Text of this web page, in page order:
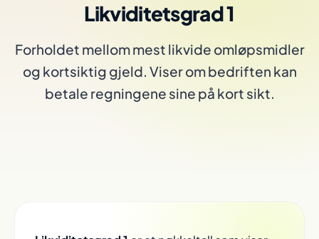
Likviditetsgrad 1
Forholdet mellom mest likvide omløpsmidler
og kortsiktig gjeld. Viser om bedriften kan
betale regningene sine på kort sikt.